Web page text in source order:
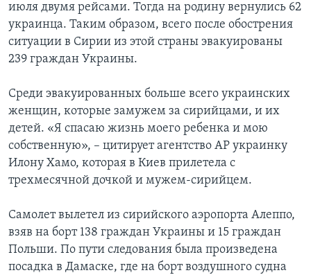
июля двумя рейсами. Тогда на родину вернулись 62
украинца. Таким образом, всего после обострения
ситуации в Сирии из этой страны эвакуированы
239 граждан Украины.
Среди эвакуированных больше всего украинских
женщин, которые замужем за сирийцами, и их
детей. «Я спасаю жизнь моего ребенка и мою
собственную», – цитирует агентство АР украинку
Илону Хамо, которая в Киев прилетела с
трехмесячной дочкой и мужем-сирийцем.
Самолет вылетел из сирийского аэропорта Алеппо,
взяв на борт 138 граждан Украины и 15 граждан
Польши. По пути следования была произведена
посадка в Дамаске, где на борт воздушного судна